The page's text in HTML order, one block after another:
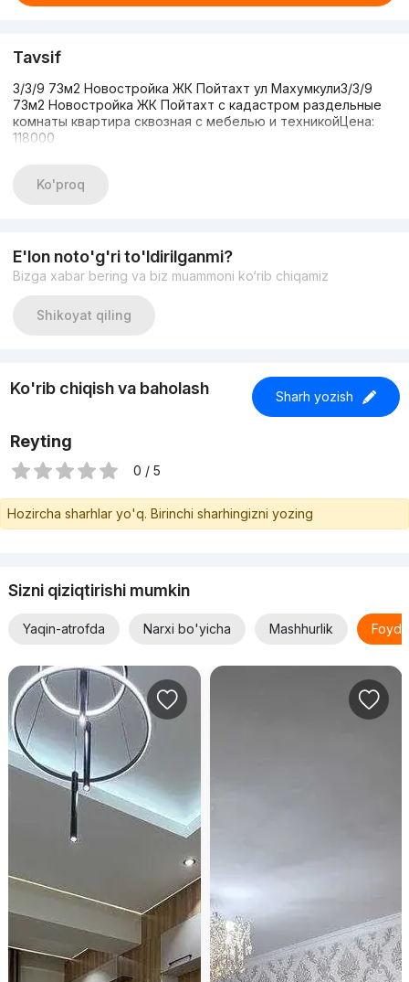
Tavsif
3/3/9 73м2 Новостройка ЖК Пойтахт ул Махумкули3/3/9
73м2 Новостройка ЖК Пойтахт с кадастром раздельные
комнаты квартира сквозная с мебелью и техникойЦена:
118000
Ko'proq
E'lon noto'g'ri to'ldirilganmi?
Bizga xabar bering va biz muammoni ko‘rib chiqamiz
Shikoyat qiling
Ko'rib chiqish va baholash Sharh yozish
Reyting
0 / 5
Hozircha sharhlar yo'q. Birinchi sharhingizni yozing
Sizni qiziqtirishi mumkin
Yaqin-atrofda Narxi bo'yicha Mashhurlik